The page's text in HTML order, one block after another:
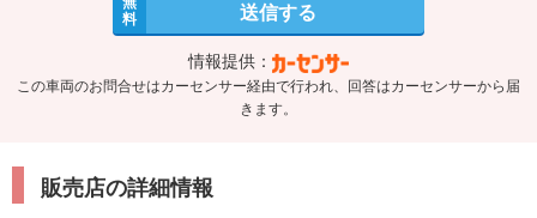
料 送信する
情報提供：
この車両のお問合せはカーセンサー経由で行われ、回答はカーセンサーから届
きます。
販売店の詳細情報